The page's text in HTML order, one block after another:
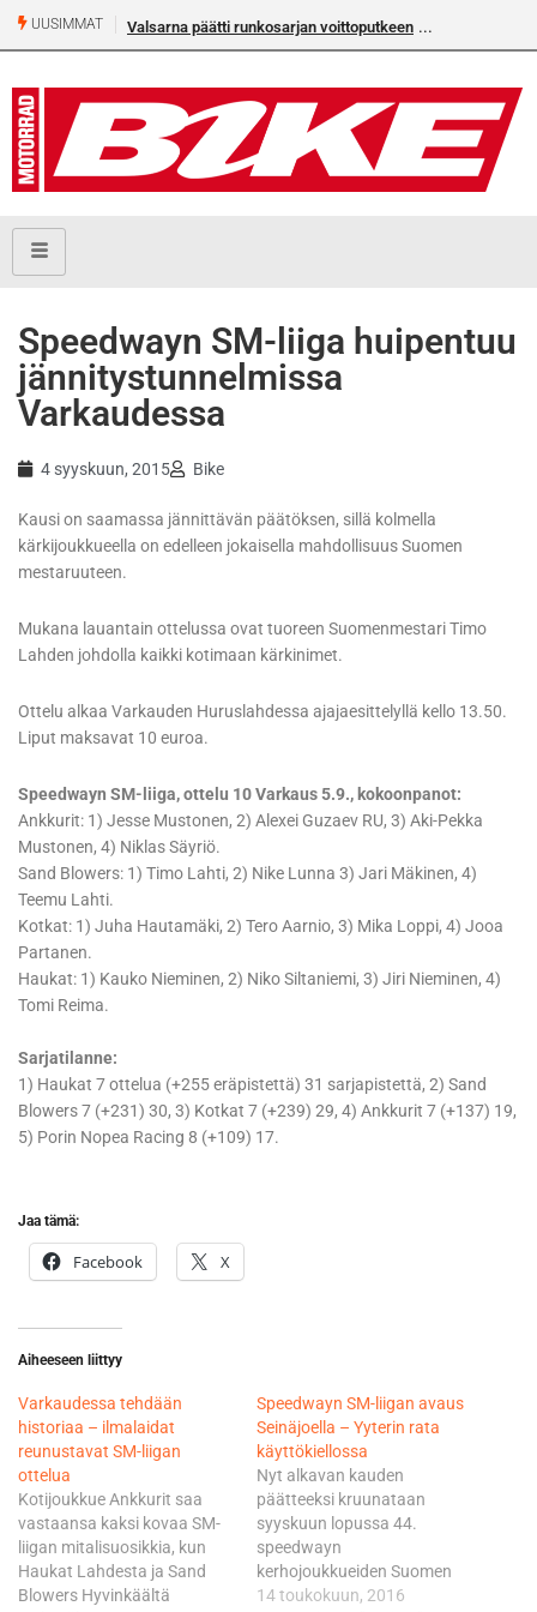
UUSIMMAT Valsarna päätti runkosarjan voittoputkeen
Speedwayn SM-liiga huipentuu
jännitystunnelmissa
Varkaudessa
4 syyskuun, 2015 Bike
Kausi on saamassa jännittävän päätöksen, sillä kolmella
kärkijoukkueella on edelleen jokaisella mahdollisuus Suomen
mestaruuteen.
Mukana lauantain ottelussa ovat tuoreen Suomenmestari Timo
Lahden johdolla kaikki kotimaan kärkinimet.
Ottelu alkaa Varkauden Huruslahdessa ajajaesittelyllä kello 13.50.
Liput maksavat 10 euroa.
Speedwayn SM-liiga, ottelu 10 Varkaus 5.9., kokoonpanot:
Ankkurit: 1) Jesse Mustonen, 2) Alexei Guzaev RU, 3) Aki-Pekka
Mustonen, 4) Niklas Säyriö.
Sand Blowers: 1) Timo Lahti, 2) Nike Lunna 3) Jari Mäkinen, 4)
Teemu Lahti.
Kotkat: 1) Juha Hautamäki, 2) Tero Aarnio, 3) Mika Loppi, 4) Jooa
Partanen.
Haukat: 1) Kauko Nieminen, 2) Niko Siltaniemi, 3) Jiri Nieminen, 4)
Tomi Reima.
Sarjatilanne:
1) Haukat 7 ottelua (+255 eräpistettä) 31 sarjapistettä, 2) Sand
Blowers 7 (+231) 30, 3) Kotkat 7 (+239) 29, 4) Ankkurit 7 (+137) 19,
5) Porin Nopea Racing 8 (+109) 17.
Jaa tämä:
Facebook X
Aiheeseen liittyy
Varkaudessa tehdään
historiaa – ilmalaidat
reunustavat SM-liigan
ottelua
Kotijoukkue Ankkurit saa
vastaansa kaksi kovaa SM-
liigan mitalisuosikkia, kun
Haukat Lahdesta ja Sand
Blowers Hyvinkäältä
Speedwayn SM-liigan avaus
Seinäjoella – Yyterin rata
käyttökiellossa
Nyt alkavan kauden
päätteeksi kruunataan
syyskuun lopussa 44.
speedwayn
kerhojoukkueiden Suomen
mestari Hyvinkäällä
14 toukokuun, 2016